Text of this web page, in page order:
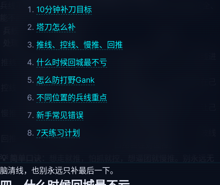
10分钟补刀目标
塔刀怎么补
推线、控线、慢推、回推
什么时候回城最不亏
怎么防打野Gank
不同位置的兵线重点
新手常见错误
7天练习计划
兵线不是"来了就清"。你怎么处理兵线，会决定自己是否安全、
能不能回城、能不能支援。
想回城、想支援、想抢等
级/抢资源
你怕被抓，或想让对方走
远来补刀
逼对方处理兵线
敌方兵线即将堆到你塔下
脑清线，也别永远只补最后一下。